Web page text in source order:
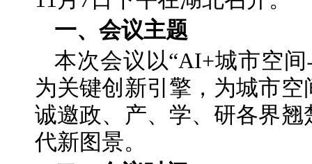
一、会议主题
本次会议以“AI+城市空
为关键创新引擎，为城市
诚邀政、产、学、研各界
代新图景。